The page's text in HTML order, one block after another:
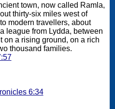
town, now called Ramla,
thirty-six miles west of
modern travellers, about
league from Lydda, between
thousand families.
6:34